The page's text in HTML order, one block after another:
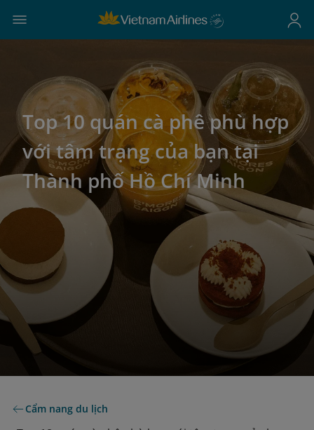
Top 10 quán cà phê phù hợp
với tâm trạng của bạn tại
Thành phố Hồ Chí Minh
Cẩm nang du lịch